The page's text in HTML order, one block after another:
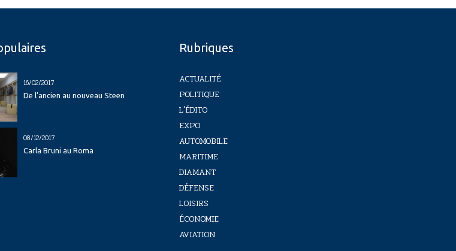
16/02/2017
De l’ancien au nouveau Steen
08/12/2017
Carla Bruni au Roma
Rubriques
ACTUALITÉ
POLITIQUE
L'ÉDITO
EXPO
AUTOMOBILE
MARITIME
DIAMANT
DÉFENSE
LOISIRS
ÉCONOMIE
AVIATION